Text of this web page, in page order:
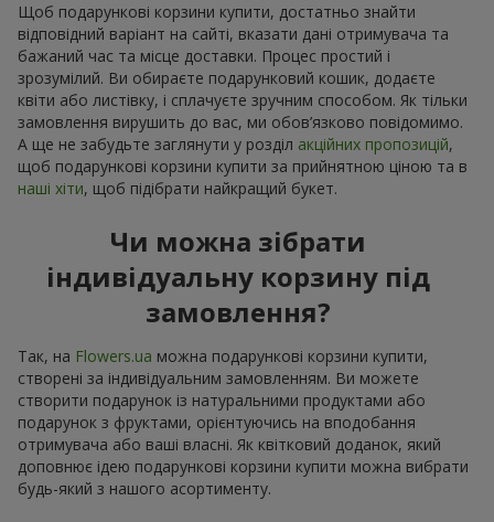
Щоб подарункові корзини купити, достатньо знайти
відповідний варіант на сайті, вказати дані отримувача та
бажаний час та місце доставки. Процес простий і
зрозумілий. Ви обираєте подарунковий кошик, додаєте
квіти або листівку, і сплачуєте зручним способом. Як тільки
замовлення вирушить до вас, ми обов’язково повідомимо.
А ще не забудьте заглянути у розділ акційних пропозицій,
щоб подарункові корзини купити за прийнятною ціною та в
наші хіти, щоб підібрати найкращий букет.
Чи можна зібрати
індивідуальну корзину під
замовлення?
Так, на Flowers.ua можна подарункові корзини купити,
створені за індивідуальним замовленням. Ви можете
створити подарунок із натуральними продуктами або
подарунок з фруктами, орієнтуючись на вподобання
отримувача або ваші власні. Як квітковий доданок, який
доповнює ідею подарункові корзини купити можна вибрати
будь-який з нашого асортименту.